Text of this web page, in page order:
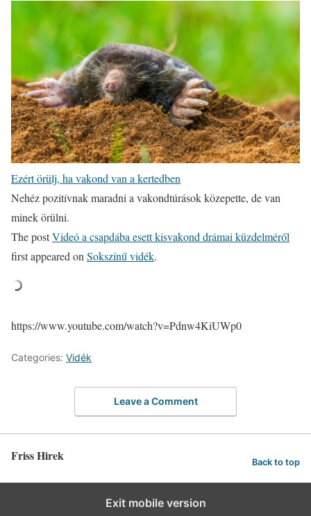
Ezért örülj, ha vakond van a kertedben
Nehéz pozitívnak maradni a vakondtúrások közepette, de van
minek örülni.
The postVideó a csapdába esett kisvakond drámai küzdelméről
first appeared on Sokszínű vidék.
https://www.youtube.com/watch?v=Pdnw4KiUWp0
Categories: Vidék
Leave a Comment
Friss Hirek Back to top
Exit mobile version